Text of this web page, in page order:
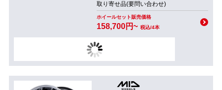
取り寄せ品(要問い合わせ)
ホイールセット販売価格
158,700円~ 税込/4本